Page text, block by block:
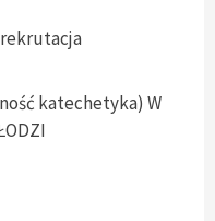
katechetyka) W